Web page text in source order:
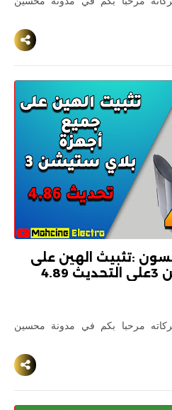
:تثبيث الهين على
مرحبا بكم في مدونة محسين